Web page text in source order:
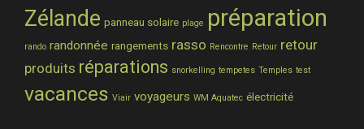
Zélande panneau solaire plage préparation
rando randonnée rangements rasso Rencontre Retour retour
produits réparations snorkelling tempetes Temples test
vacances Viair voyageurs WM Aquatec électricité